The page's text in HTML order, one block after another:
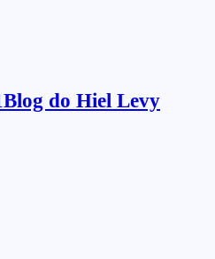
Blog do Hiel Levy